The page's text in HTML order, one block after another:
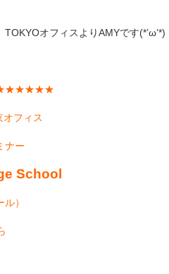
オフィスよりAMYです(*’ω’*)
★★★★★★
フィス
ナー
School
）